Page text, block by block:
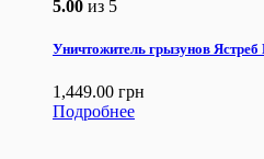
5.00 из 5
Уничтожитель грызунов
1,449.00 грн
Подробнее